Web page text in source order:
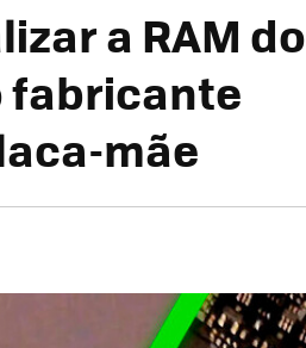
a RAM do
fabricante
mãe